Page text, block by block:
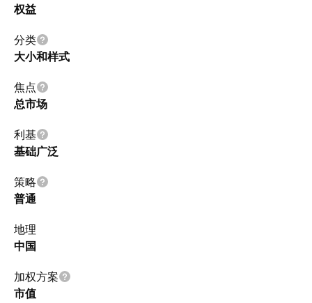
权益
分类
大小和样式
焦点
总市场
利基
基础广泛
策略
普通
地理
中国
加权方案
市值